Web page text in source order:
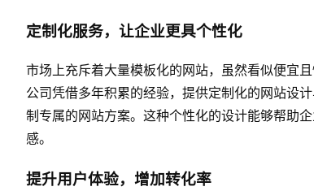
定制化服务，让企业更具个性化
市场上充斥着大量模板化的网站，虽然看似便宜
公司凭借多年积累的经验，提供定制化的网站设
制专属的网站方案。这种个性化的设计能够帮助
感。
提升用户体验，增加转化率